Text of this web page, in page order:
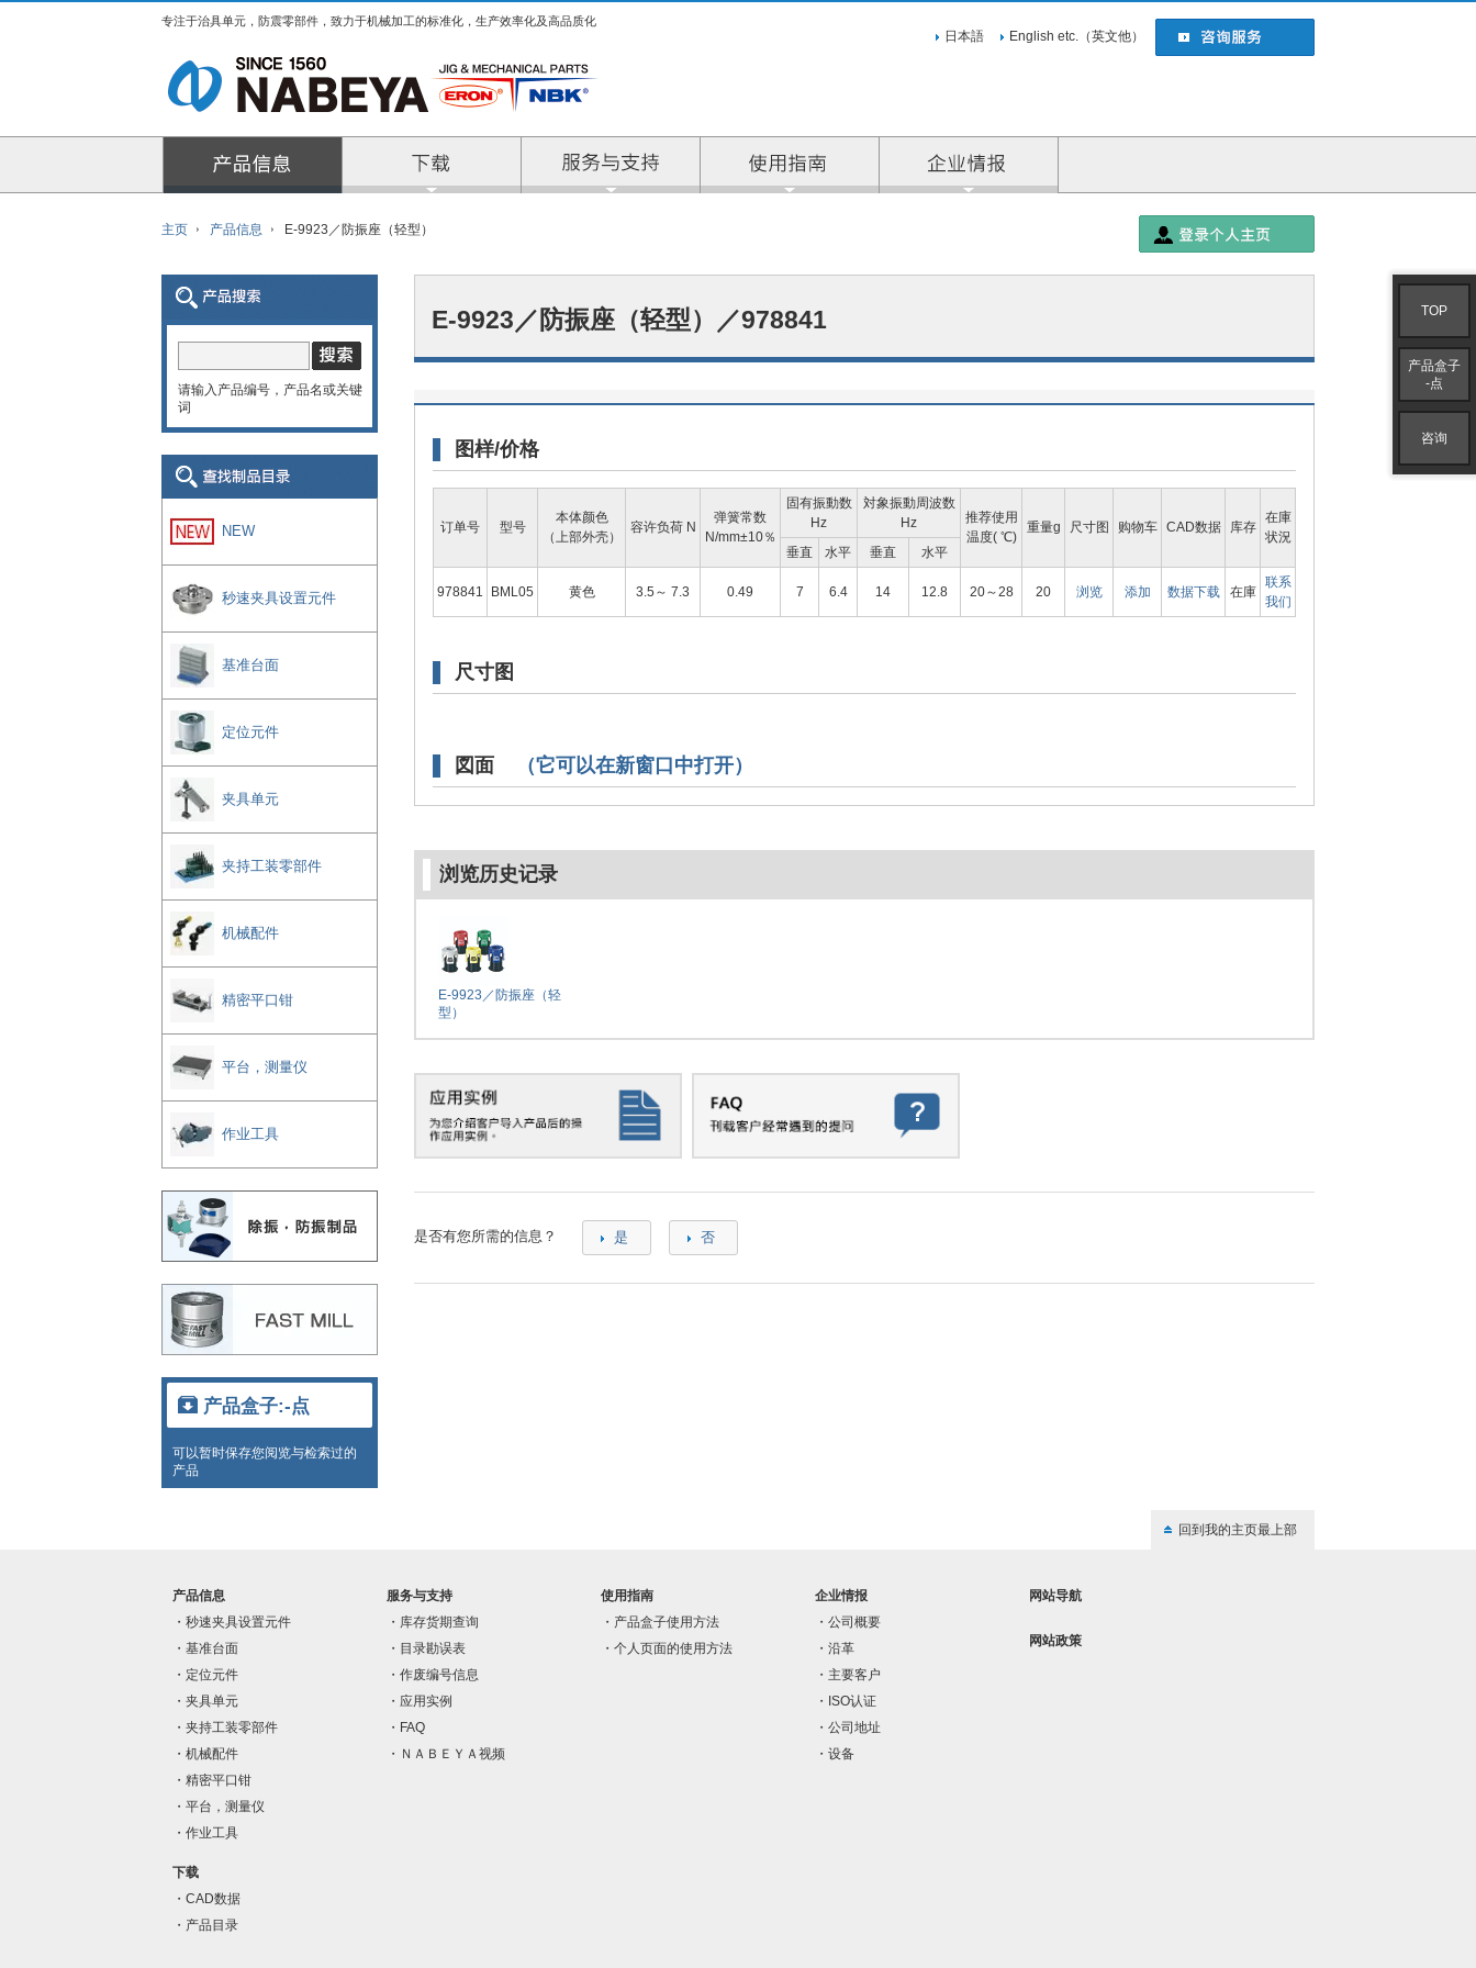
专注于治具单元，防震零部件，致力于机械加工的标准化，生产效率化及高品质化
日本語 English etc.（英文他）
主页 产品信息 E-9923／防振座（轻型）
E-9923／防振座（轻型）／978841
图样/价格
订单号 型号
本体颜色
（上部外壳）
容许负荷 N
弹簧常数
N/mm±10％
固有振動数
Hz
対象振動周波数
Hz
推荐使用
温度( ℃)
重量g 尺寸图 购物车 CAD数据 库存
在庫
状況
垂直
水平 垂直 水平
978841 BML05 黄色 3.5～ 7.3 0.49 7 6.4 14 12.8 20～28 20 浏览 添加 数据下载 在庫
联系
我们
尺寸图
図面 （它可以在新窗口中打开）
浏览历史记录
E-9923／防振座（轻
型）
是否有您所需的信息？ 是 否
请输入产品编号，产品名或关键
词
NEW
秒速夹具设置元件
基准台面
定位元件
夹具单元
夹持工装零部件
机械配件
精密平口钳
平台，测量仪
作业工具
产品盒子:-点
可以暂时保存您阅览与检索过的
产品
回到我的主页最上部
产品信息
秒速夹具设置元件
基准台面
定位元件
夹具单元
夹持工装零部件
机械配件
精密平口钳
平台，测量仪
作业工具
下载
CAD数据
产品目录
服务与支持
库存货期查询
目录勘误表
作废编号信息
应用实例
FAQ
ＮＡＢＥＹＡ视频
使用指南
产品盒子使用方法
个人页面的使用方法
企业情报
公司概要
沿革
主要客户
ISO认证
公司地址
设备
网站导航
网站政策
TOP
产品盒子
-点
咨询